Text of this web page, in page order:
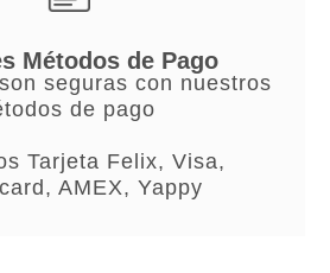
Métodos de Pago
seguras con nuestros
de pago
Tarjeta Felix, Visa,
AMEX, Yappy